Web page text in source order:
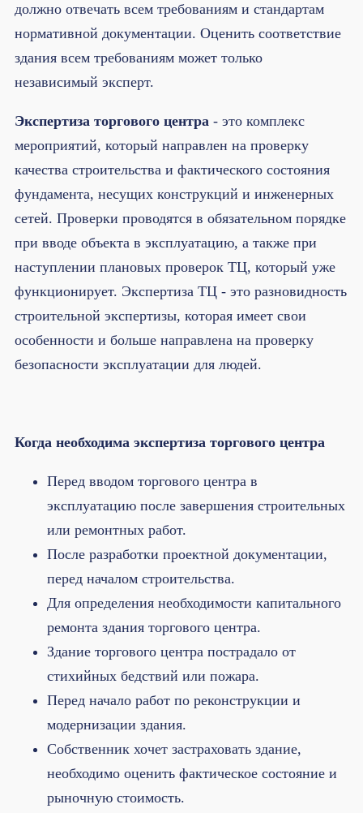
должно отвечать всем требованиям и стандартам
нормативной документации. Оценить соответствие
здания всем требованиям может только
независимый эксперт.
Экспертиза торгового центра- это комплекс
мероприятий, который направлен на проверку
качества строительства и фактического состояния
фундамента, несущих конструкций и инженерных
сетей. Проверки проводятся в обязательном порядке
при вводе объекта в эксплуатацию, а также при
наступлении плановых проверок ТЦ, который уже
функционирует. Экспертиза ТЦ - это разновидность
строительной экспертизы, которая имеет свои
особенности и больше направлена на проверку
безопасности эксплуатации для людей.
Когда необходима экспертиза торгового центра
Перед вводом торгового центра в
эксплуатацию после завершения строительных
или ремонтных работ.
После разработки проектной документации,
перед началом строительства.
Для определения необходимости капитального
ремонта здания торгового центра.
Здание торгового центра пострадало от
стихийных бедствий или пожара.
Перед начало работ по реконструкции и
модернизации здания.
Собственник хочет застраховать здание,
необходимо оценить фактическое состояние и
рыночную стоимость.